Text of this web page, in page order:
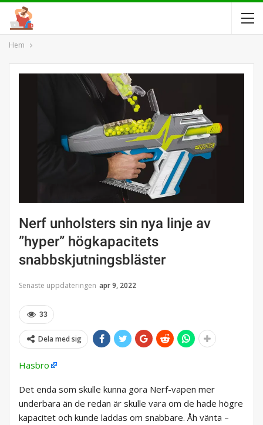
Hem
Nerf unholsters sin nya linje av
”hyper” högkapacitets
snabbskjutningsbläster
Senaste uppdateringen apr 9, 2022
33
Dela med sig
Hasbro
Det enda som skulle kunna göra Nerf-vapen mer
underbara än de redan är skulle vara om de hade högre
kapacitet och kunde laddas om snabbare. Åh vänta –